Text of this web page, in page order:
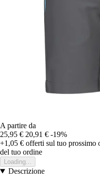
A partire da
25,95 € 20,91 € -19%
+1,05 € offerti sul tuo prossimo
del tuo ordine
Loading...
Descrizione